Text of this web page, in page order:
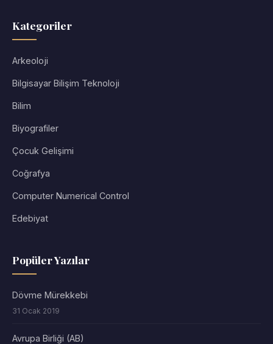
Kategoriler
Arkeoloji
Bilgisayar Bilişim Teknoloji
Bilim
Biyografiler
Çocuk Gelişimi
Coğrafya
Computer Numerical Control
Edebiyat
Popüler Yazılar
Dövme Mürekkebi
31 Ocak 2019
Avrupa Birliği (AB)